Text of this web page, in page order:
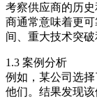
考察供应商的历
商通常意味着更
间、重大技术突破
1.3 案例分析
例如，某公司选
他们。结果发现